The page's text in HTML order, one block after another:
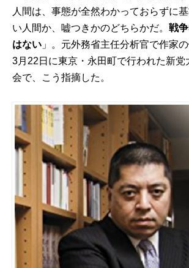
人間は、事態が全然わかっておらずに
い人間か、嘘つきかのどちらかだ。戦
はない 」。元外務省主任分析官で作家の
3月22日に東京・永田町で行われた新党
会で、こう指摘した。